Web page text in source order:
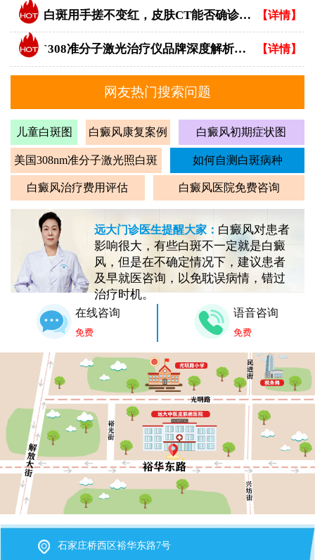
白斑用手搓不变红，皮肤CT能否确诊白癜风？ 【详情】
`308准分子激光治疗仪品牌深度解析：专业视角下的优选指南` 【详情】
网友热门搜索问题
儿童白斑图 白癜风康复案例 白癜风初期症状图
美国308nm准分子激光照白斑 如何自测白斑病种
白癜风治疗费用评估 白癜风医院免费咨询
远大门诊医生提醒大家： 白癜风对患者
影响很大，有些白斑不一定就是白癜
风，但是在不确定情况下，建议患者
及早就医咨询，以免耽误病情，错过
治疗时机。
在线咨询
免费
语音咨询
免费
石家庄桥西区裕华东路7号